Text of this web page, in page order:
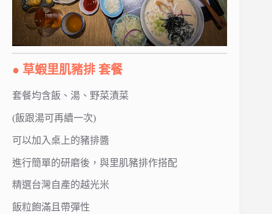
● 草蝦里肌豬排 套餐
套餐均含飯、湯、野菜漬菜
(飯跟湯可再續一次)
可以加入桌上的豬排醬
進行簡單的研磨後，與里肌豬排作搭配
精選台灣自產的越光米
飯粒飽滿且帶彈性